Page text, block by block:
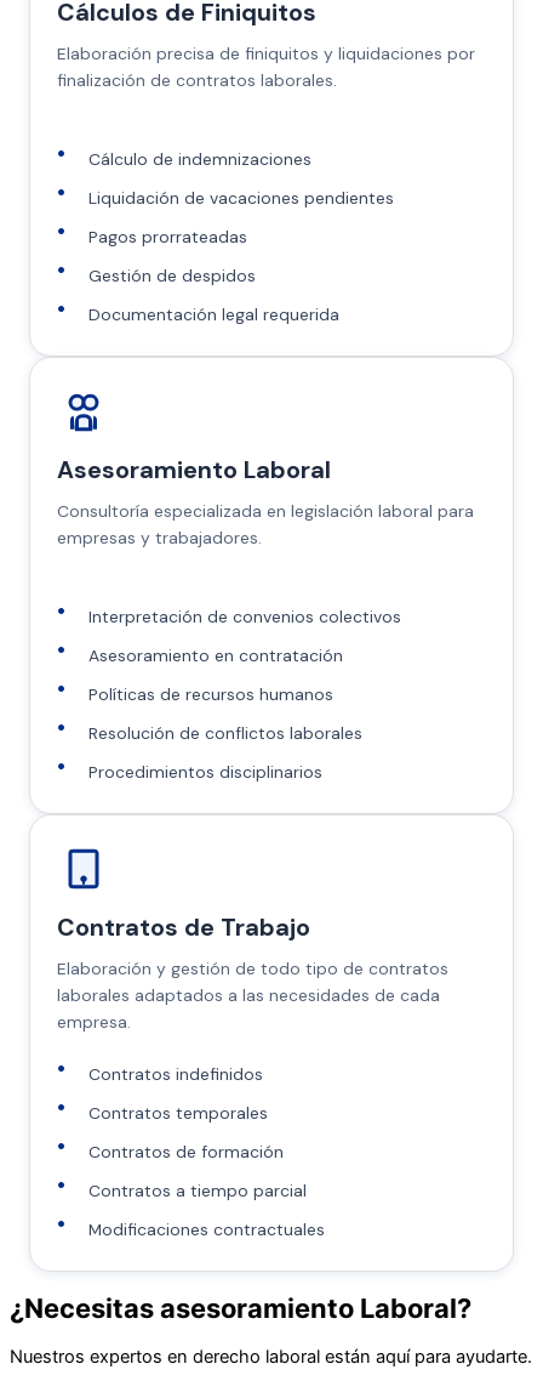
Cálculos de Finiquitos
Elaboración precisa de finiquitos y liquidaciones por
finalización de contratos laborales.
Cálculo de indemnizaciones
Liquidación de vacaciones pendientes
Pagos prorrateadas
Gestión de despidos
Documentación legal requerida
Asesoramiento Laboral
Consultoría especializada en legislación laboral para
empresas y trabajadores.
Interpretación de convenios colectivos
Asesoramiento en contratación
Políticas de recursos humanos
Resolución de conflictos laborales
Procedimientos disciplinarios
Contratos de Trabajo
Elaboración y gestión de todo tipo de contratos
laborales adaptados a las necesidades de cada
empresa.
Contratos indefinidos
Contratos temporales
Contratos de formación
Contratos a tiempo parcial
Modificaciones contractuales
¿Necesitas asesoramiento Laboral?
Nuestros expertos en derecho laboral están aquí para ayudarte.